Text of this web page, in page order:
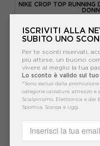
NIKE CROP TOP RUNNING
-50%
ISCRIVITI ALLA
SUBITO UNO
Per te sconti riservati,
più attese, un buono
vivere al meglio la tua
Lo sconto è valido sul tuo
*Sono esclusi dalla
categorie calzature, attrezzo e
Scialpinismo, Elettronica e dei
Sportiva, Scarpa e Ugg.